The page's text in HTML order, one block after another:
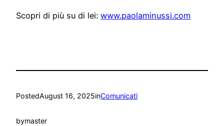
Scopri di più su di lei: www.paolaminussi.com
PostedAugust 16, 2025inComunicati
bymaster